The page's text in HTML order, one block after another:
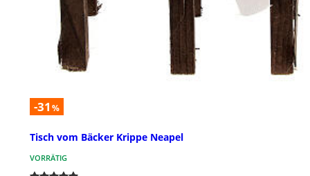
-31 %
Tisch vom Bäcker Krippe Neapel
VORRÄTIG